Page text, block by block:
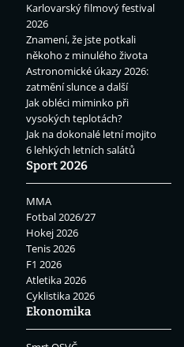
Karlovarský filmový festival
2026
Znamení, že jste potkali
někoho z minulého života
Astronomické úkazy 2026:
zatmění slunce a další
Jak obléci miminko při
vysokých teplotách?
Jak na dokonalé letní mojito
6 lehkých letních salátů
Sport 2026
MMA
Fotbal 2026/27
Hokej 2026
Tenis 2026
F1 2026
Atletika 2026
Cyklistika 2026
Ekonomika